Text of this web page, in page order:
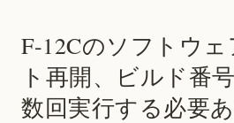
F-12Cのソフトウ
ト再開、ビルド番
数回実行する必要